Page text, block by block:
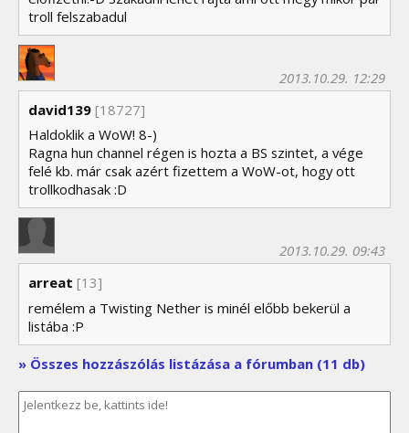
troll felszabadul
david139
2013.10.29. 12:29
[18727]
Haldoklik a WoW! 8-)
Ragna hun channel régen is hozta a BS szintet, a vége
felé kb. már csak azért fizettem a WoW-ot, hogy ott
trollkodhasak :D
arreat
2013.10.29. 09:43
[13]
remélem a Twisting Nether is minél előbb bekerül a
listába :P
» Összes hozzászólás listázása a fórumban (11 db)